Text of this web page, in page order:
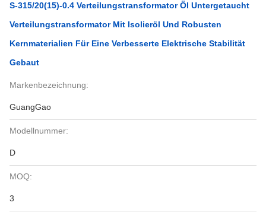
S-315/20(15)-0.4 Verteilungstransformator Öl Untergetaucht
Verteilungstransformator Mit Isolieröl Und Robusten
Kernmaterialien Für Eine Verbesserte Elektrische Stabilität
Gebaut
Markenbezeichnung:
GuangGao
Modellnummer:
D
MOQ:
3